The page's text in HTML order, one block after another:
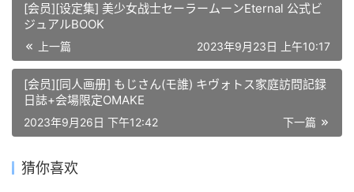
[会员][设定集] 美少女战士セーラームーンEternal 公式ビ
ジュアルBOOK
上一篇 2023年9月23日 上午10:17
[会员][同人画册] もじさん(モ誰) キヴォトス家庭訪問記録
日誌+会場限定OMAKE
下一篇
2023年9月26日 下午12:42
猜你喜欢